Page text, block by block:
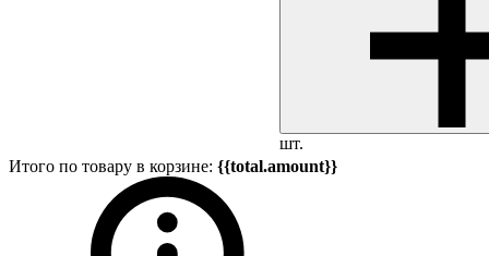
шт.
Итого по товару в корзине: {{total.amount}}